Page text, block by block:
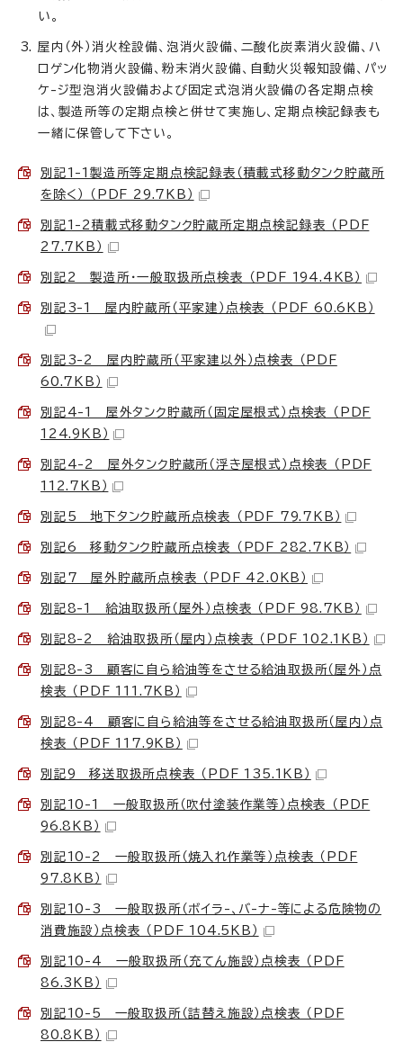
い。
屋内（外）消火栓設備、泡消火設備、二酸化炭素消火設備、ハ
ロゲン化物消火設備、粉末消火設備、自動火災報知設備、パッ
ケ-ジ型泡消火設備および固定式泡消火設備の各定期点検
は、製造所等の定期点検と併せて実施し、定期点検記録表も
一緒に保管して下さい。
別記1-1製造所等定期点検記録表（積載式移動タンク貯蔵所
を除く） （PDF 29.7KB）
別記1-2積載式移動タンク貯蔵所定期点検記録表 （PDF
27.7KB）
別記2 製造所・一般取扱所点検表 （PDF 194.4KB）
別記3-1 屋内貯蔵所（平家建）点検表 （PDF 60.6KB）
別記3-2 屋内貯蔵所（平家建以外）点検表 （PDF
60.7KB）
別記4-1 屋外タンク貯蔵所（固定屋根式）点検表 （PDF
124.9KB）
別記4-2 屋外タンク貯蔵所（浮き屋根式）点検表 （PDF
112.7KB）
別記5 地下タンク貯蔵所点検表 （PDF 79.7KB）
別記6 移動タンク貯蔵所点検表 （PDF 282.7KB）
別記7 屋外貯蔵所点検表 （PDF 42.0KB）
別記8-1 給油取扱所（屋外）点検表 （PDF 98.7KB）
別記8-2 給油取扱所（屋内）点検表 （PDF 102.1KB）
別記8-3 顧客に自ら給油等をさせる給油取扱所（屋外）点
検表 （PDF 111.7KB）
別記8-4 顧客に自ら給油等をさせる給油取扱所（屋内）点
検表 （PDF 117.9KB）
別記9 移送取扱所点検表 （PDF 135.1KB）
別記10-1 一般取扱所（吹付塗装作業等）点検表 （PDF
96.8KB）
別記10-2 一般取扱所（焼入れ作業等）点検表 （PDF
97.8KB）
別記10-3 一般取扱所（ボイラ-、バ-ナ-等による危険物の
消費施設）点検表 （PDF 104.5KB）
別記10-4 一般取扱所（充てん施設）点検表 （PDF
86.3KB）
別記10-5 一般取扱所（詰替え施設）点検表 （PDF
80.8KB）